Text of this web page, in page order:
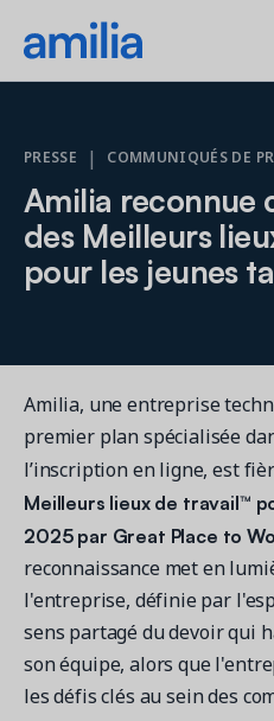
SOLUTIONS
Gestion des
Expérience et rétention
Gestion et location de
Comptabilité et
Reliant les opérations à
Rapports et tableaux
Outils de suivi et d’analyse
FONCTIONNALITÉS
Inscription en ligne
Industries
INDUSTRIES
Cheerleading
Danse
Gymnastique
Loisirs municipaux
Natation
Centres sportifs
YMCA
Voir toutes les industries
Tarifs
Ressources
RESSOURCES
Étude de cas
Découvrez nos clients
Blogue
Tendances et nouveautés
Ressources et
Guides numériques et
English
Contactez les ventes
Centre d'aide
1 877-343-0004
PRESSE | COMMUNIQUÉS DE
Amilia reconnue
des Meilleurs
pour les jeunes
Amilia, une entreprise
premier plan spécialisée
l’inscription en ligne, est
Meilleurs lieux de travail™
2025 par Great Place to
reconnaissance met en
l'entreprise, définie par
sens partagé du devoir qui
son équipe, alors que
les défis clés au sein des